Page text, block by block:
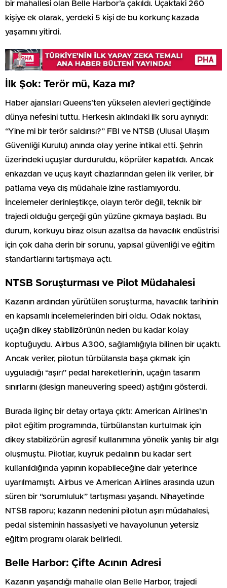
bir mahallesi olan Belle Harbor’a çakıldı. Uçaktaki 260
kişiye ek olarak, yerdeki 5 kişi de bu korkunç kazada
yaşamını yitirdi.
İlk Şok: Terör mü, Kaza mı?
Haber ajansları Queens’ten yükselen alevleri geçtiğinde
dünya nefesini tuttu. Herkesin aklındaki ilk soru aynıydı:
“Yine mi bir terör saldırısı?” FBI ve NTSB (Ulusal Ulaşım
Güvenliği Kurulu) anında olay yerine intikal etti. Şehrin
üzerindeki uçuşlar durduruldu, köprüler kapatıldı. Ancak
enkazdan ve uçuş kayıt cihazlarından gelen ilk veriler, bir
patlama veya dış müdahale izine rastlamıyordu.
İncelemeler derinleştikçe, olayın terör değil, teknik bir
trajedi olduğu gerçeği gün yüzüne çıkmaya başladı. Bu
durum, korkuyu biraz olsun azaltsa da havacılık endüstrisi
için çok daha derin bir sorunu, yapısal güvenliği ve eğitim
standartlarını tartışmaya açtı.
NTSB Soruşturması ve Pilot Müdahalesi
Kazanın ardından yürütülen soruşturma, havacılık tarihinin
en kapsamlı incelemelerinden biri oldu. Odak noktası,
uçağın dikey stabilizörünün neden bu kadar kolay
koptuğuydu. Airbus A300, sağlamlığıyla bilinen bir uçaktı.
Ancak veriler, pilotun türbülansla başa çıkmak için
uyguladığı “aşırı” pedal hareketlerinin, uçağın tasarım
sınırlarını (design maneuvering speed) aştığını gösterdi.
Burada ilginç bir detay ortaya çıktı: American Airlines’ın
pilot eğitim programında, türbülanstan kurtulmak için
dikey stabilizörün agresif kullanımına yönelik yanlış bir algı
oluşmuştu. Pilotlar, kuyruk pedalının bu kadar sert
kullanıldığında yapının kopabileceğine dair yeterince
uyarılmamıştı. Airbus ve American Airlines arasında uzun
süren bir “sorumluluk” tartışması yaşandı. Nihayetinde
NTSB raporu; kazanın nedenini pilotun aşırı müdahalesi,
pedal sisteminin hassasiyeti ve havayolunun yetersiz
eğitim programı olarak belirledi.
Belle Harbor: Çifte Acının Adresi
Kazanın yaşandığı mahalle olan Belle Harbor, trajedi